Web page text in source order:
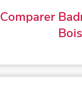
Comparer
Bois